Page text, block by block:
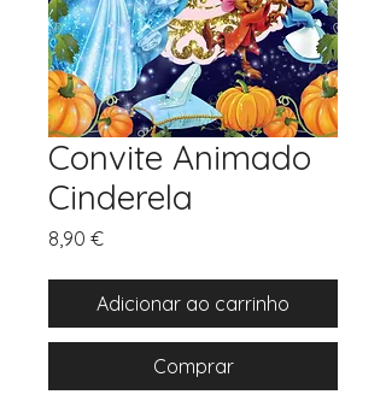
Convite Animado
Cinderela
8,90 €Preço
Adicionar ao carrinho
Comprar